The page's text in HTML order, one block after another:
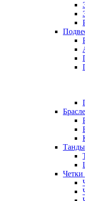
Четки